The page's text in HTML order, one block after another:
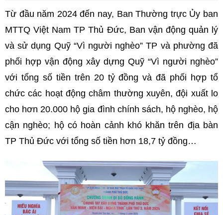
Từ đầu năm 2024 đến nay, Ban Thường trực Ủy ban
MTTQ Việt Nam TP Thủ Đức, Ban vận động quản lý
và sử dụng Quỹ “Vì người nghèo” TP và phường đã
phối hợp vận động xây dựng Quỹ “Vì người nghèo”
với tổng số tiền trên 20 tỷ đồng và đã phối hợp tổ
chức các hoạt động châm thường xuyên, đội xuất lo
cho hơn 20.000 hộ gia đình chính sách, hộ nghèo, hộ
cận nghèo; hộ có hoàn cảnh khó khăn trên địa bàn
TP Thủ Đức với tổng số tiền hơn 18,7 tỷ đồng…